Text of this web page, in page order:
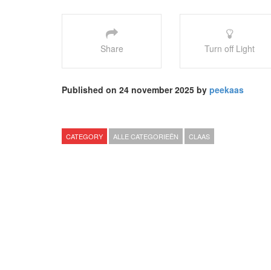
Share Turn off Light
Published on 24 november 2025 by peekaas
CATEGORY ALLE CATEGORIEËN CLAAS